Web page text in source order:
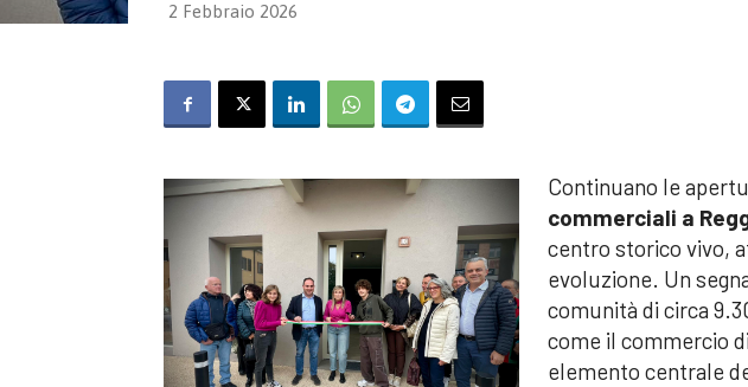
2 Febbraio 2026
Continuano le
commerciali a
centro storico vivo,
evoluzione. Un
comunità di circa
come il commercio
elemento centrale